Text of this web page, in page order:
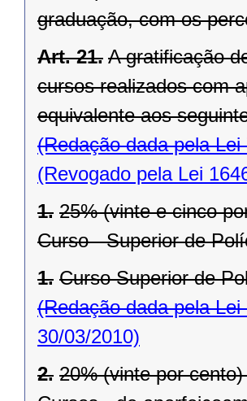
graduação, com os
Art. 21. A gratificação
cursos realizados com
equivalente aos
(Redação dada pela
(Revogado pela Lei
1. 25% (vinte e cinco
Curso - Superior de
1. Curso Superior de
(Redação dada pela
30/03/2010)
2. 20% (vinte por